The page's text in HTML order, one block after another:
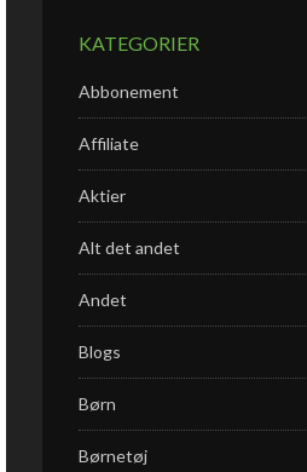
KATEGORIER
Abbonement
Affiliate
Aktier
Alt det andet
Andet
Blogs
Børn
Børnetøj